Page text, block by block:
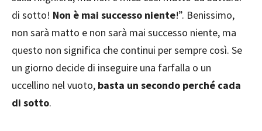
di sotto! Non è mai successo niente!”. Benissimo,
non sarà matto e non sarà mai successo niente, ma
questo non significa che continui per sempre così. Se
un giorno decide di inseguire una farfalla o un
uccellino nel vuoto, basta un secondo perché cada
di sotto.